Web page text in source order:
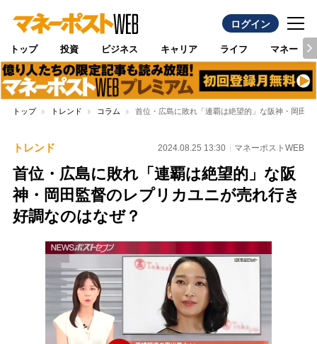
ログイン
トップ 投資 ビジネス キャリア ライフ マネー
トップ トレンド コラム 首位・広島に敗れ「連覇は絶望的」な阪神・岡田
トレンド 2024.08.25 13:30 マネーポストWEB
首位・広島に敗れ「連覇は絶望的」な阪
神・岡田監督のレプリカユニが売れ行き
好調なのはなぜ？